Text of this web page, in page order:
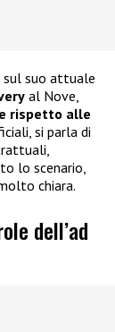
sul suo attuale
al Nove,
rispetto alle
si parla di
lo scenario,
chiara.
dell’ad